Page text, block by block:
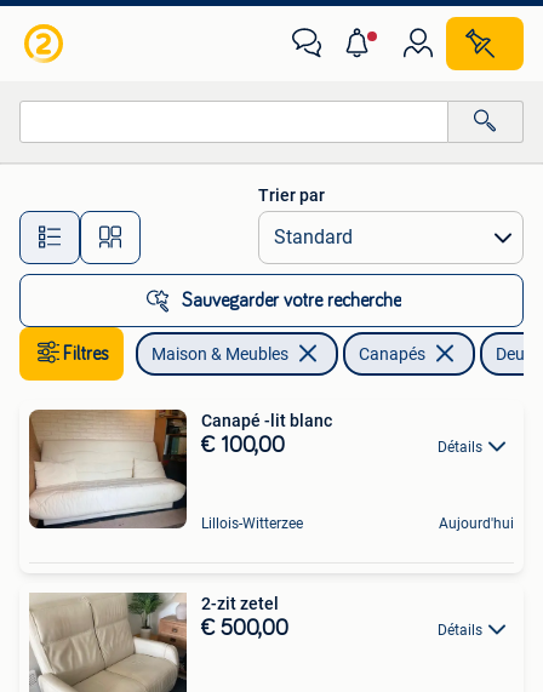
Toutes les distances…
Trier par
Sauvegarder votre recherche
Filtres Maison & Meubles Canapés Deux
Canapé -lit blanc
€ 100,00 Détails
Lillois-Witterzee Aujourd'hui
2-zit zetel
€ 500,00 Détails